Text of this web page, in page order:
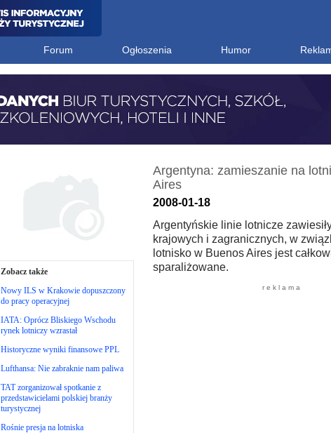
Forum Ogłoszenia Humor
Zobacz także
Nowy ILS w Krakowie dopuszczony
do pracy operacyjnej
IATA: Oprócz Bliskiego Wschodu
rynek lotniczy wzrastał
Historyczne wyniki finansowe PPL
Lufthansa: Nie zabraknie nam paliwa
TAT zorganizował spotkanie z
przedstawicielami polskiej branży
turystycznej
Rośnie presja na lotniska
Argentyna: zamieszanie na
Aires
2008-01-18
Argentyńskie linie lotnicze
krajowych i zagranicznych, w
lotnisko w Buenos Aires jest
sparaliżowane.
r e k l a m a